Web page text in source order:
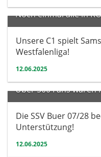
Noch einmal alle in
Unsere C1 spielt
Westfalenliga!
12.06.2025
Verein
Über 500 Fans waren
Die SSV Buer 07/28
Unterstützung!
12.06.2025
Herren